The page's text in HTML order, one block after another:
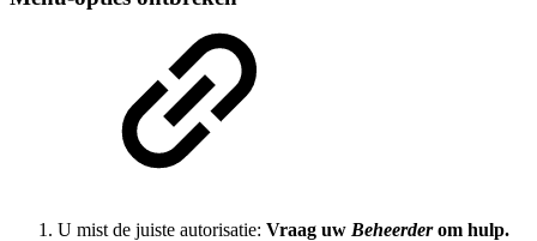
U mist de juiste autorisatie: Vraag uw Beheerder om hulp.